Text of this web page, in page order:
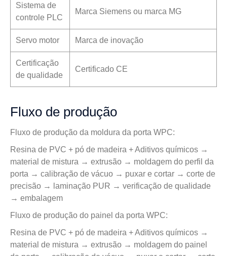
Sistema de
controle PLC
Marca Siemens ou marca MG
Servo motor Marca de inovação
Certificação
de qualidade
Certificado CE
Fluxo de produção
Fluxo de produção da moldura da porta WPC:
Resina de PVC + pó de madeira + Aditivos químicos →
material de mistura → extrusão → moldagem do perfil da
porta → calibração de vácuo → puxar e cortar → corte de
precisão → laminação PUR → verificação de qualidade
→ embalagem
Fluxo de produção do painel da porta WPC:
Resina de PVC + pó de madeira + Aditivos químicos →
material de mistura → extrusão → moldagem do painel